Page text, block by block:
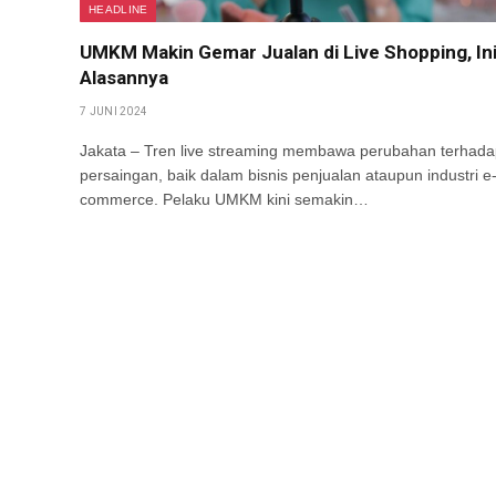
HEADLINE
UMKM Makin Gemar Jualan di Live Shopping, Ini
Alasannya
7 JUNI 2024
Jakata – Tren live streaming membawa perubahan
persaingan, baik dalam bisnis penjualan ataupun industri e-
commerce. Pelaku UMKM kini semakin…